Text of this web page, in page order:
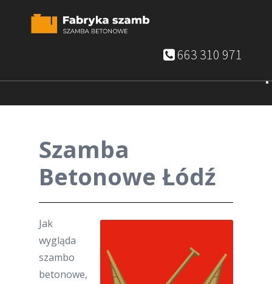
663 310 971
Szamba
Betonowe Łódź
Jak
wygląda
szambo
betonowe,